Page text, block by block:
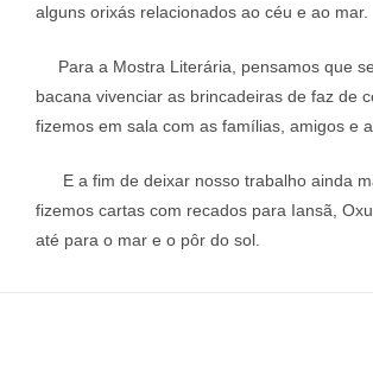
alguns orixás relacionados ao céu e ao mar.
Para a Mostra Literária, pensamos que
bacana vivenciar as brincadeiras de faz de
fizemos em sala com as famílias, amigos e
E a fim de deixar nosso trabalho ainda
fizemos cartas com recados para Iansã,
até para o mar e o pôr do sol.